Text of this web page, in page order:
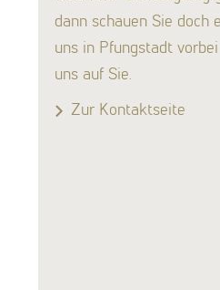
dann schauen Sie doch
uns in Pfungstadt
uns auf Sie.
Zur Kontaktseite